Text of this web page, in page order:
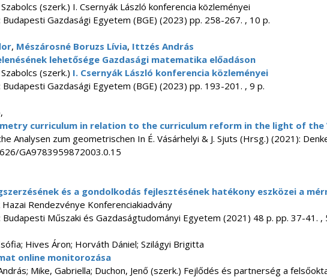
(szerk.) I. Csernyák László konferencia közleményei
Gazdasági Egyetem (BGE) (2023) pp. 258-267. , 10 p.
, Mészárosné Boruzs Lívia, Ittzés András
lehetősége Gazdasági matematika előadáson
(szerk.) I. Csernyák László konferencia közleményei
Gazdasági Egyetem (BGE) (2023) pp. 193-201. , 9 p.
curriculum in relation to the curriculum reform in the light of the
Analysen zum geometrischen In É. Vásárhelyi & J. Sjuts (Hrsg.) (2021):
GA9783959872003.0.15
és a gondolkodás fejlesztésének hatékony eszközei a
Rendezvénye Konferenciakiadvány
Műszaki és Gazdaságtudományi Egyetem (2021) 48 p. pp. 37-41. ,
Hives Áron; Horváth Dániel; Szilágyi Brigitta
online monitorozása
Mike, Gabriella; Duchon, Jenő (szerk.) Fejlődés és partnerség a